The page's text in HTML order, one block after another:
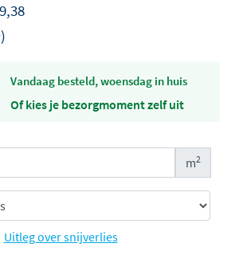
)
vandaag besteld, woensdag in huis
Of kies je bezorgmoment zelf uit
m2
Uitleg over snijverlies